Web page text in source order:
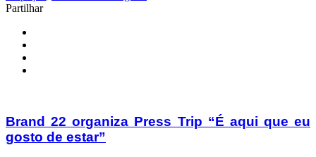
Partilhar
Brand 22 organiza Press Trip “É aqui que eu
gosto de estar”